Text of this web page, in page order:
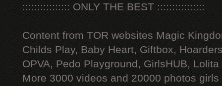
:::::::::::::::: ONLY THE BEST ::::::::::::::::
Content from TOR websites Magic
Childs Play, Baby Heart, Giftbox,
OPVA, Pedo Playground, GirlsHUB, Lolita
More 3000 videos and 20000 photos